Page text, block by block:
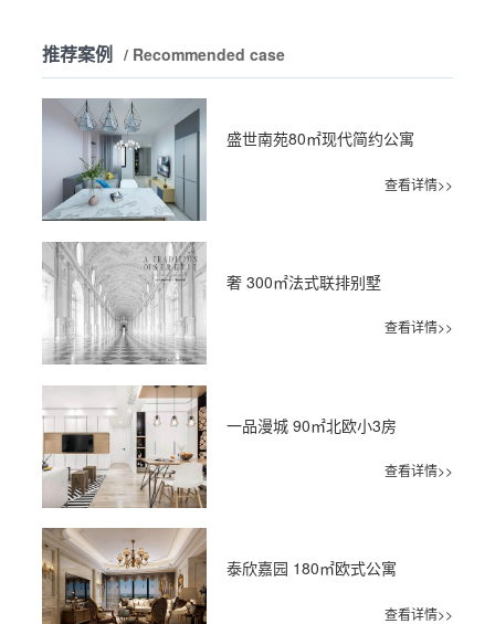
推荐案例 / Recommended case
盛世南苑80㎡现代简约公寓
查看详情>>
奢 300㎡法式联排别墅
查看详情>>
一品漫城 90㎡北欧小3房
查看详情>>
泰欣嘉园 180㎡欧式公寓
查看详情>>